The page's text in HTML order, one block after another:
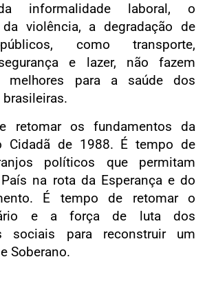
informalidade laboral, o
violência, a degradação de
como transporte,
e lazer, não fazem
melhores para a saúde dos
retomar os fundamentos da
Cidadã de 1988. É tempo de
políticos que permitam
na rota da Esperança e do
É tempo de retomar o
e a força de luta dos
sociais para reconstruir um
Soberano.